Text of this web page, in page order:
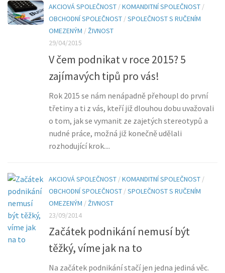
AKCIOVÁ SPOLEČNOST /KOMANDITNÍ SPOLEČNOST /
OBCHODNÍ SPOLEČNOST /SPOLEČNOST S RUČENÍM
OMEZENÝM /ŽIVNOST
29/04/2015
V čem podnikat v roce 2015? 5
zajímavých tipů pro vás!
Rok 2015 se nám nenápadně přehoupl do první
třetiny a ti z vás, kteří již dlouhou dobu uvažovali
o tom, jak se vymanit ze zajetých stereotypů a
nudné práce, možná již konečně udělali
rozhodující krok....
AKCIOVÁ SPOLEČNOST /KOMANDITNÍ SPOLEČNOST /
OBCHODNÍ SPOLEČNOST /SPOLEČNOST S RUČENÍM
OMEZENÝM / ŽIVNOST
23/09/2014
Začátek podnikání nemusí být
těžký, víme jak na to
Na začátek podnikání stačí jen jedna jediná věc.